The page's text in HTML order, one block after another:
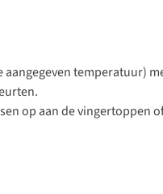
temperatuur)
op aan de vingertoppen